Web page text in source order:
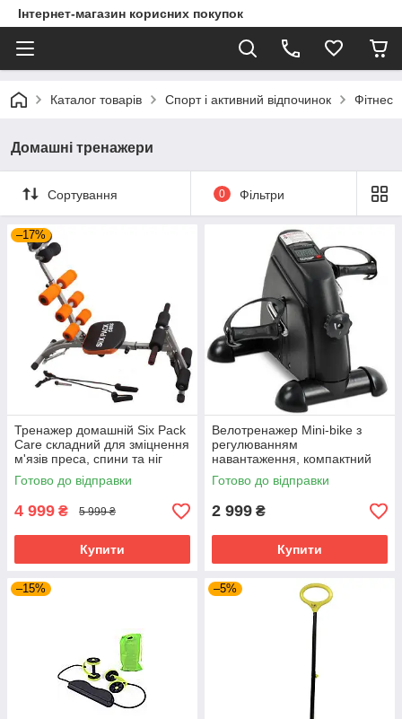
Інтернет-магазин корисних покупок
Каталог товарів Спорт і активний відпочинок Фітнес
Домашні тренажери
Сортування 0 Фільтри
–17%
Тренажер домашній Six Pack
Care складний для зміцнення
м'язів преса, спини та ніг
Готово до відправки
4 999 ₴ 5 999 ₴
Купити
Велотренажер Mini-bike з
регулюванням
навантаження, компактний
тренажер для домашніх
тренувань
Готово до відправки
2 999 ₴
Купити
–15% –5%